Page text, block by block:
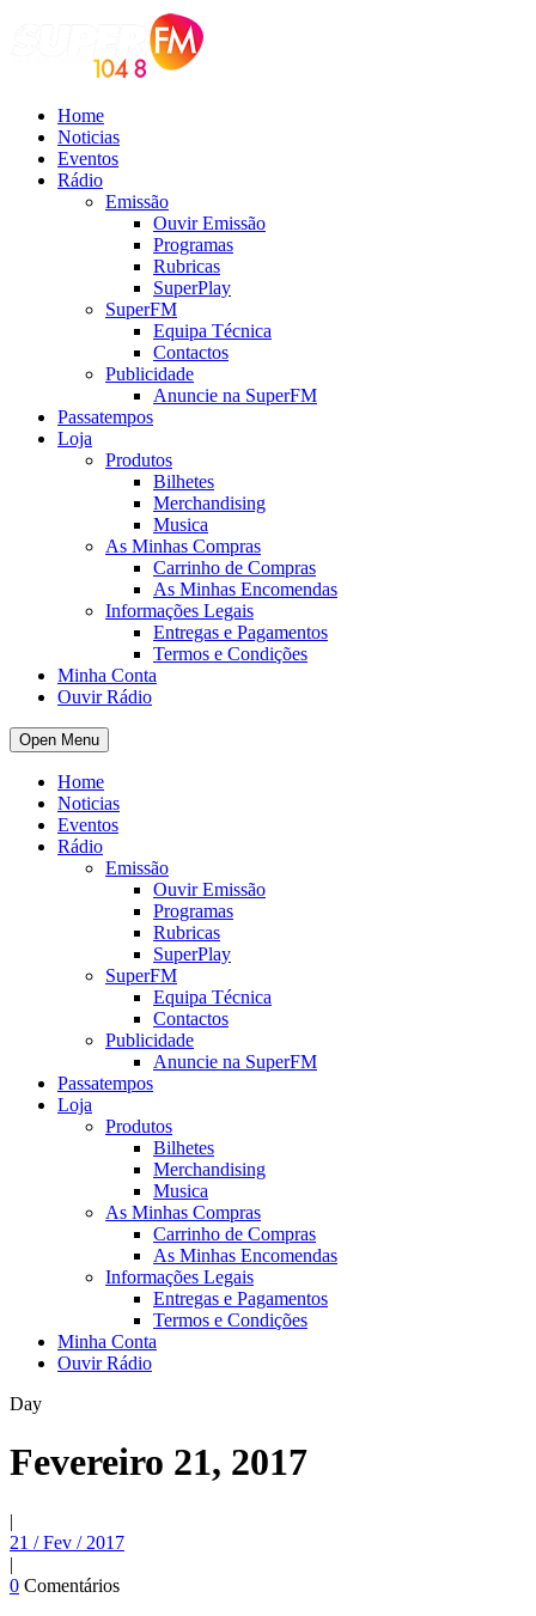
Home
Noticias
Eventos
Rádio
Emissão
Ouvir Emissão
Programas
Rubricas
SuperPlay
SuperFM
Equipa Técnica
Contactos
Publicidade
Anuncie na SuperFM
Passatempos
Loja
Produtos
Bilhetes
Merchandising
Musica
As Minhas Compras
Carrinho de Compras
As Minhas Encomendas
Informações Legais
Entregas e Pagamentos
Termos e Condições
Minha Conta
Ouvir Rádio
Open Menu
Home
Noticias
Eventos
Rádio
Emissão
Ouvir Emissão
Programas
Rubricas
SuperPlay
SuperFM
Equipa Técnica
Contactos
Publicidade
Anuncie na SuperFM
Passatempos
Loja
Produtos
Bilhetes
Merchandising
Musica
As Minhas Compras
Carrinho de Compras
As Minhas Encomendas
Informações Legais
Entregas e Pagamentos
Termos e Condições
Minha Conta
Ouvir Rádio
Day
Fevereiro 21, 2017
|
21 / Fev / 2017
|
0 Comentários